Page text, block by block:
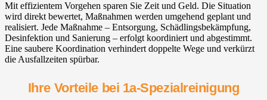
Mit effizientem Vorgehen sparen Sie Zeit und Geld. Die Situation
wird direkt bewertet, Maßnahmen werden umgehend geplant und
realisiert. Jede Maßnahme – Entsorgung, Schädlingsbekämpfung,
Desinfektion und Sanierung – erfolgt koordiniert und abgestimmt.
Eine saubere Koordination verhindert doppelte Wege und verkürzt
die Ausfallzeiten spürbar.
Ihre Vorteile bei 1a-Spezialreinigung